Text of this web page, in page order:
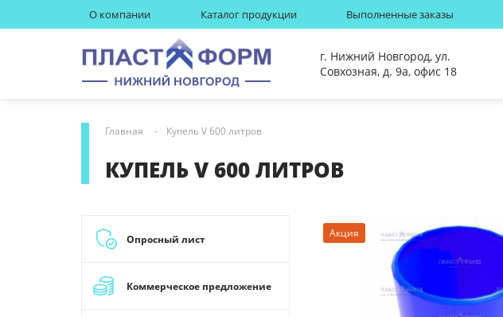
О компании Каталог продукции Выполненные заказы
г. Нижний Новгород, ул.
Совхозная, д. 9а, офис 18
Главная Купель V 600 литров
КУПЕЛЬ V 600 ЛИТРОВ
Опросный лист
Коммерческое предложение
Акция